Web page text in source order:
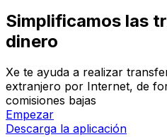
Simplificamos las
dinero
Xe te ayuda a realizar
extranjero por Internet, de
comisiones bajas
Empezar
Descarga la aplicación